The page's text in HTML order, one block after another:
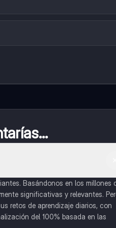
Basándonos en los millones
significativas y relevantes.
retos de aprendizaje diarios, con
del 100% basada en las